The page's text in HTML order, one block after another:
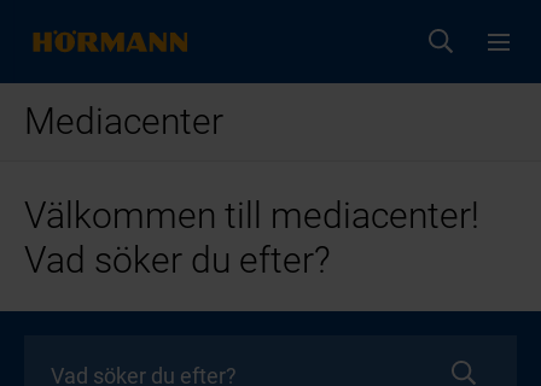
Mediacenter
Välkommen till mediacenter!
Vad söker du efter?